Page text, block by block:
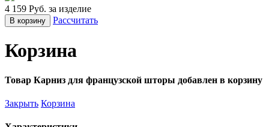
4 159 Руб. за изделие
В корзину Рассчитать
Корзина
Товар Карниз для французской шторы добавлен в корзину
Закрыть Корзина